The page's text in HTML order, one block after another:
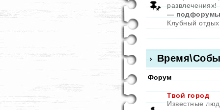
развлечениях!
—
Клубный отдых
Форум
Твой город
Известные